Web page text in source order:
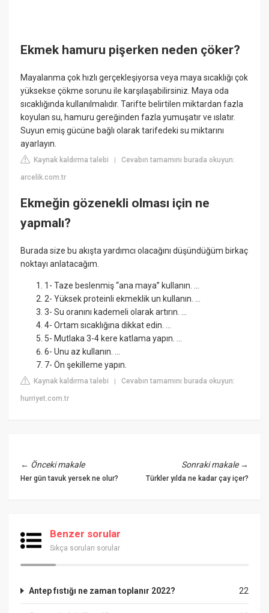
Ekmek hamuru pişerken neden çöker?
Mayalanma çok hızlı gerçekleşiyorsa veya maya sıcaklığı çok
yüksekse çökme sorunu ile karşılaşabilirsiniz. Maya oda
sıcaklığında kullanılmalıdır. Tarifte belirtilen miktardan fazla
koyulan su, hamuru gereğinden fazla yumuşatır ve ıslatır.
Suyun emiş gücüne bağlı olarak tarifedeki su miktarını
ayarlayın.
Kaynak kaldırma talebi |Cevabın tamamını burada okuyun:
arcelik.com.tr
Ekmeğin gözenekli olması için ne
yapmalı?
Burada size bu akışta yardımcı olacağını düşündüğüm birkaç
noktayı anlatacağım.
1- Taze beslenmiş “ana maya” kullanın. ...
2- Yüksek proteinli ekmeklik un kullanın. ...
3- Su oranını kademeli olarak artırın. ...
4- Ortam sıcaklığına dikkat edin. ...
5- Mutlaka 3-4 kere katlama yapın. ...
6- Unu az kullanın. ...
7- Ön şekilleme yapın.
Kaynak kaldırma talebi |Cevabın tamamını burada okuyun:
hurriyet.com.tr
← Önceki makale
Her gün tavuk yersek ne olur?
Sonraki makale→
Türkler yılda ne kadar çay içer?
Benzer sorular
Sıkça sorulan sorular
22
Antep fıstığı ne zaman toplanır 2022?